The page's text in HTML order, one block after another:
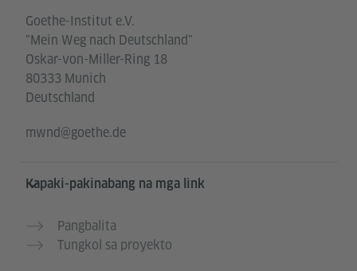
Goethe-Institut e.V.
"Mein Weg nach Deutschland"
Oskar-von-Miller-Ring 18
80333 Munich
Deutschland
mwnd@goethe.de
Kapaki-pakinabang na mga link
Pangbalita
Tungkol sa proyekto